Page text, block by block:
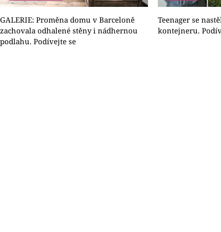
GALERIE: Proměna domu v Barceloně
zachovala odhalené stěny i nádhernou
podlahu. Podívejte se
Teenager se
kontejneru.